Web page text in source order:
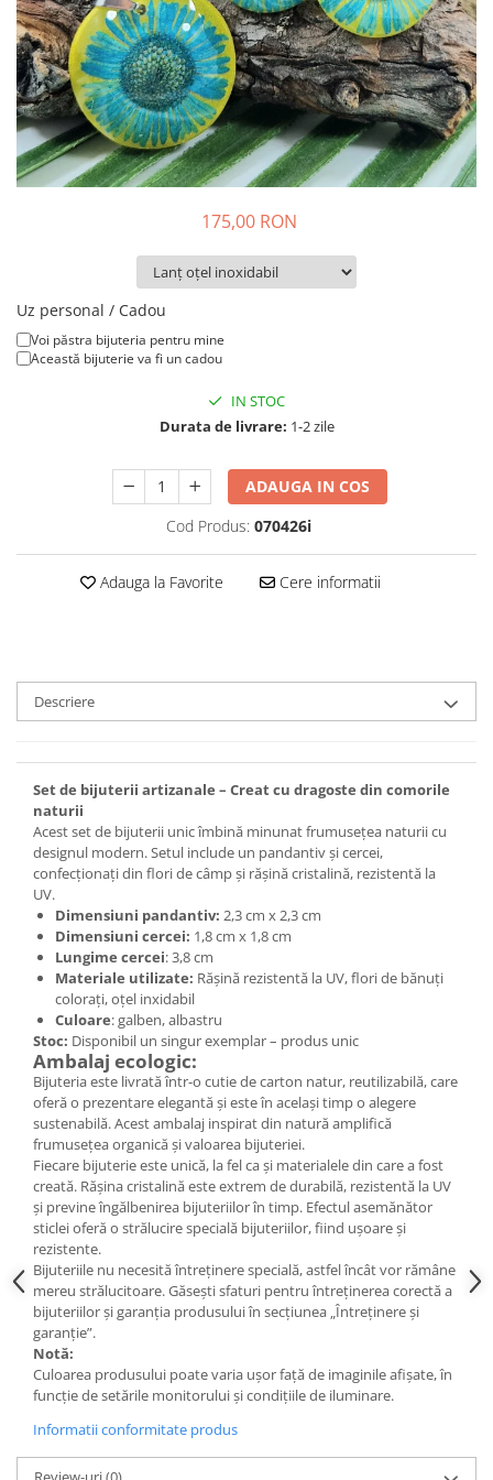
Colier / Pandantiv
Brățară
Bijuterii copii
Colier / Pandantiv
Colier de prietenie
Brățară
Colier / Pandantiv
Cercei
Set bijuterii
Brățară de gleznă
Brățară
Broșă
Mărgele / talisman
Accesorii păr
Bijuterii din Floarea de colț
Colier / Pandantiv
Cercei
Suport bijuterii
Bijuterii cu cristale naturale
Colier / Pandantiv
Cercei
Brățară
Set bijuterii
Bijuterii din lemn
Colier / Pandantiv
Cercei
Set bijuterii
Brățară
Bijuterii fără metal
Brățară
Bijuterii - Alte
Suport bijuterii
Semn de carte
Accesorii
175,00 RON
Uz personal / Cadou
Voi păstra bijuteria pentru mine
Această bijuterie va fi un cadou
IN STOC
Durata de livrare: 1-2 zile
ADAUGA IN COS
Cod Produs: 070426i
Adauga la Favorite Cere informatii
Descriere
Set de bijuterii artizanale – Creat cu dragoste din comorile
naturii
Acest set de bijuterii unic îmbină minunat frumusețea naturii cu
designul modern. Setul include un pandantiv și cercei,
confecționați din flori de câmp și rășină cristalină, rezistentă la
UV.
Dimensiuni pandantiv: 2,3 cm x 2,3 cm
Dimensiuni cercei: 1,8 cm x 1,8 cm
Lungime cercei: 3,8 cm
Materiale utilizate: Rășină rezistentă la UV, flori de bănuți
colorați, oțel inxidabil
Culoare: galben, albastru
Stoc: Disponibil un singur exemplar – produs unic
Ambalaj ecologic:
Bijuteria este livrată într-o cutie de carton natur, reutilizabilă, care
oferă o prezentare elegantă și este în același timp o alegere
sustenabilă. Acest ambalaj inspirat din natură amplifică
frumusețea organică și valoarea bijuteriei.
Fiecare bijuterie este unică, la fel ca și materialele din care a fost
creată. Rășina cristalină este extrem de durabilă, rezistentă la UV
și previne îngălbenirea bijuteriilor în timp. Efectul asemănător
sticlei oferă o strălucire specială bijuteriilor, fiind ușoare și
rezistente.
Bijuteriile nu necesită întreținere specială, astfel încât vor rămâne
mereu strălucitoare. Găsești sfaturi pentru întreținerea corectă a
bijuteriilor și garanția produsului în secțiunea „Întreținere și
garanție”.
Notă:
Culoarea produsului poate varia ușor față de imaginile afișate, în
funcție de setările monitorului și condițiile de iluminare.
Informatii conformitate produs